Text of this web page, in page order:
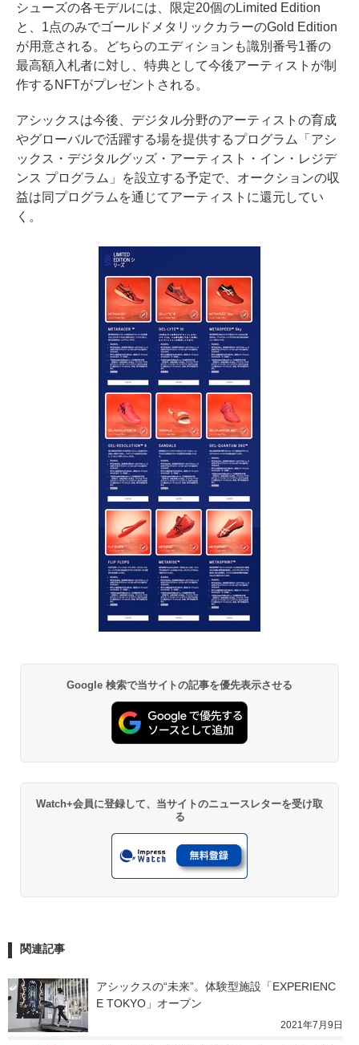
シューズの各モデルには、限定20個のLimited Edition
と、1点のみでゴールドメタリックカラーのGold Edition
が用意される。どちらのエディションも識別番号1番の
最高額入札者に対し、特典として今後アーティストが制
作するNFTがプレゼントされる。
アシックスは今後、デジタル分野のアーティストの育成
やグローバルで活躍する場を提供するプログラム「アシ
ックス・デジタルグッズ・アーティスト・イン・レジデ
ンス プログラム」を設立する予定で、オークションの収
益は同プログラムを通じてアーティストに還元してい
く。
Google 検索で当サイトの記事を優先表示させる
Watch+会員に登録して、当サイトのニュースレターを受け取
る
関連記事
アシックスの“未来”。体験型施設「EXPERIENC
E TOKYO」オープン
2021年7月9日